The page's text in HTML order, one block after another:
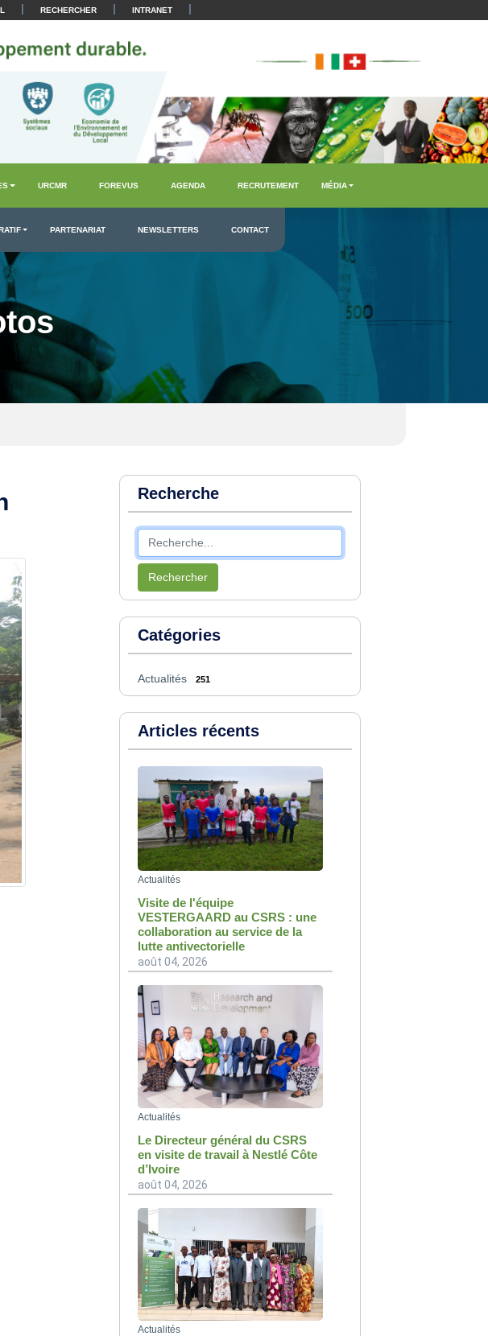
| RECHERCHER | INTRANET |
URCMR FOREVUS AGENDA RECRUTEMENT MÉDIA
PARTENARIAT NEWSLETTERS CONTACT
Recherche
Rechercher
Catégories
Actualités 251
Articles récents
Actualités
Visite de l'équipe
VESTERGAARD au CSRS : une
collaboration au service de la
lutte antivectorielle
août 04, 2026
Actualités
Le Directeur général du CSRS
en visite de travail à Nestlé Côte
d’Ivoire
août 04, 2026
Actualités